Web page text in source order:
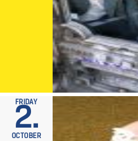
FRIDAY
2.
OCTOBER